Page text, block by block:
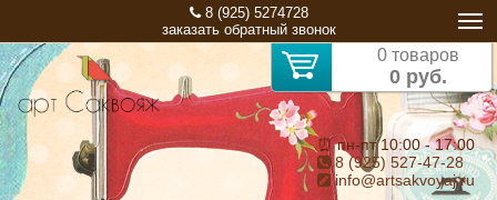
8 (925) 5274728
заказать обратный звонок
0 товаров
0 руб.
⏰ пн-пт 10:00 - 17:00
8 (925) 527-47-28
info@artsakvoyaj.ru